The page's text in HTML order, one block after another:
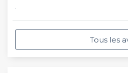
.
Tous les